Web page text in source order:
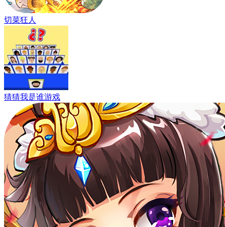
切菜狂人
猜猜我是谁游戏